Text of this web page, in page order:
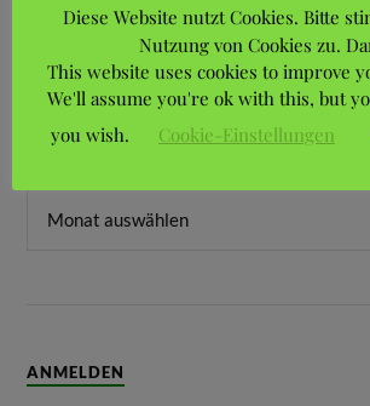
Landesverband Braunschweig der
ARCHIVE
ANMELDEN
Diese Website nutzt Cookies. Bitte
Nutzung von Cookies zu.
This website uses cookies to improve
We'll assume you're ok with this, but
you wish.
Cookie-Einstellungen